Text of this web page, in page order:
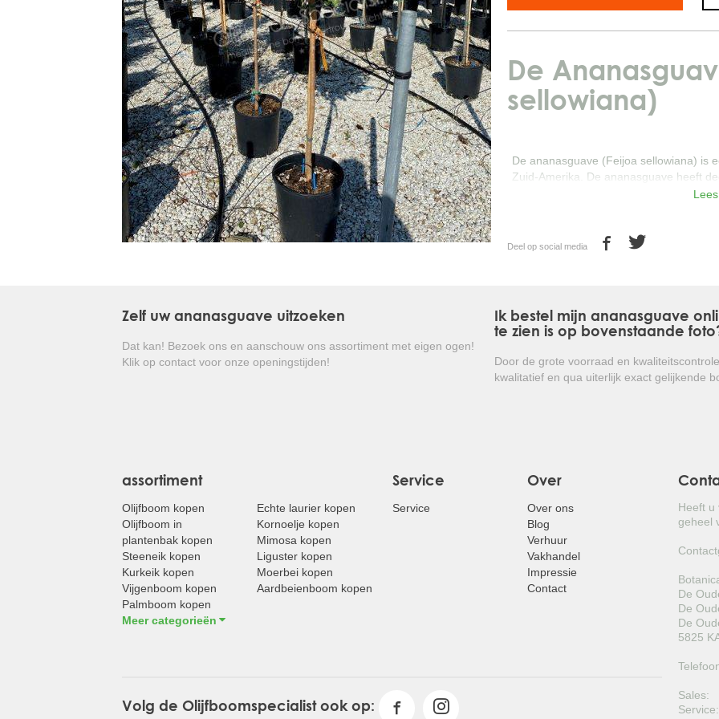
Treesafe
VORSTBESCHERMINGVOORBOMEN.NL
WINTERSCHUTZFUERBAEUME.DE
FROSTPROTECTIONFORTREES.CO.UK
Terracotta
TERRACOTTA.NL
TERRACOTTA.BE
TERRAKOTTA.DE
De
sellowiana)
De ananasguave (Feijoa sellowiana) is
Zuid-Amerika. De ananasguave heeft
helderrode meeldraden. Na bevruchting
Ananasguave is ook goed zeewind en
Kortom: Een makkelijke
Deel op social media
Zelf uw ananasguave uitzoeken
Dat kan! Bezoek ons en aanschouw ons assortiment met eigen ogen!
Klik op contact voor onze openingstijden!
Ik bestel mijn ananasguave
te zien is op bovenstaande
Door de grote voorraad en
kwalitatief en qua uiterlijk exact gelijkende
assortiment
Olijfboom kopen
Olijfboom in
plantenbak kopen
Steeneik kopen
Kurkeik kopen
Vijgenboom kopen
Palmboom kopen
Meer categorieën
Echte laurier kopen
Kornoelje kopen
Mimosa kopen
Liguster kopen
Moerbei kopen
Aardbeienboom kopen
Service
Service
Over
Over ons
Blog
Verhuur
Vakhandel
Impressie
Contact
Volg de Olijfboomspecialist ook op:
Heeft u
geheel
De
De
De
5825
Sales:
Service: